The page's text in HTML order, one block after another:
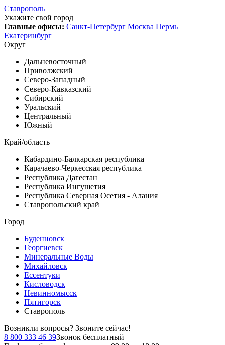
Ставрополь
Укажите свой город
Главные офисы: Санкт-Петербург Москва Пермь
Екатеринбург
Округ
Дальневосточный
Приволжский
Северо-Западный
Северо-Кавказский
Сибирский
Уральский
Центральный
Южный
Край/область
Кабардино-Балкарская республика
Карачаево-Черкесская республика
Республика Дагестан
Республика Ингушетия
Республика Северная Осетия - Алания
Ставропольский край
Город
Буденновск
Георгиевск
Минеральные Воды
Михайловск
Ессентуки
Кисловодск
Невинномысск
Пятигорск
Ставрополь
Возникли вопросы? Звоните сейчас!
8 800 333 46 39Звонок бесплатный